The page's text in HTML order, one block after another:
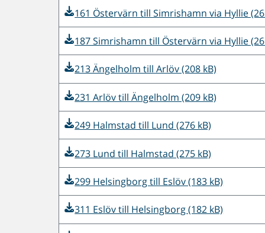
161 Östervärn till Simrishamn via Hyllie
187 Simrishamn till Östervärn via Hyllie
213 Ängelholm till Arlöv (208 kB)
231 Arlöv till Ängelholm (209 kB)
249 Halmstad till Lund (276 kB)
273 Lund till Halmstad (275 kB)
299 Helsingborg till Eslöv (183 kB)
311 Eslöv till Helsingborg (182 kB)